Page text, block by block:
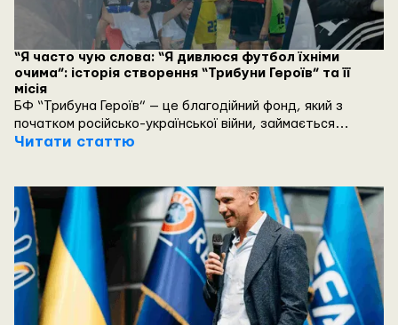
“Я часто чую слова: “Я дивлюся футбол їхніми
очима”: історія створення “Трибуни Героїв” та її
місія
БФ “Трибуна Героїв” — це благодійний фонд, який з
початком російсько-української війни, займається
підтримкою родин загиблих фанатів з усієї України, до
Читати статтю